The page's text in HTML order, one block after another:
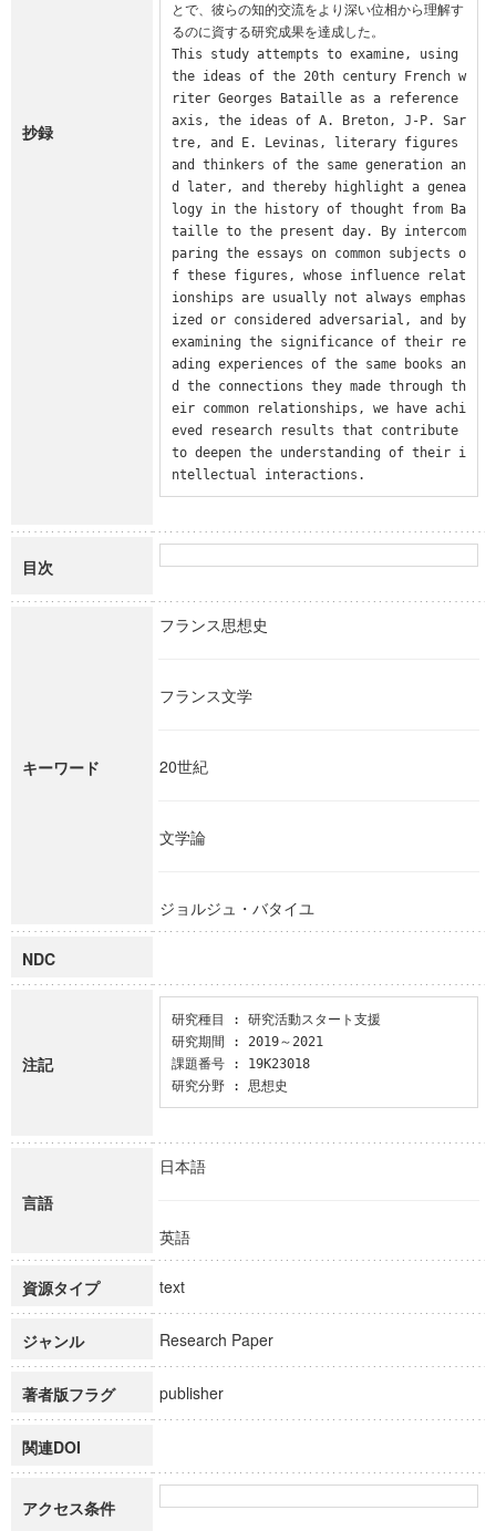
抄録
とで、彼らの知的交流をより深い位相から理解す
るのに資する研究成果を達成した。
This study attempts to examine, using
the ideas of the 20th century French w
riter Georges Bataille as a reference
axis, the ideas of A. Breton, J-P. Sar
tre, and E. Levinas, literary figures
and thinkers of the same generation an
d later, and thereby highlight a genea
logy in the history of thought from Ba
taille to the present day. By intercom
paring the essays on common subjects o
f these figures, whose influence relat
ionships are usually not always emphas
ized or considered adversarial, and by
examining the significance of their re
ading experiences of the same books an
d the connections they made through th
eir common relationships, we have achi
eved research results that contribute
to deepen the understanding of their i
ntellectual interactions.
目次
キーワード
フランス思想史
フランス文学
20世紀
文学論
ジョルジュ・バタイユ
NDC
注記
研究種目 : 研究活動スタート支援
研究期間 : 2019～2021
課題番号 : 19K23018
研究分野 : 思想史
言語
日本語
英語
資源タイプ text
ジャンル Research Paper
著者版フラグ publisher
関連DOI
アクセス条件